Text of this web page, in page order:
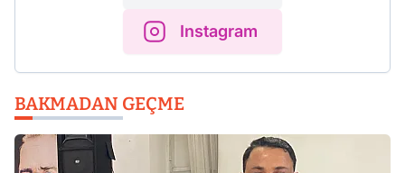
Instagram
BAKMADAN GEÇME